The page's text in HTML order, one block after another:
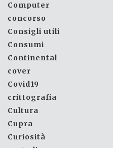
Computer
concorso
Consigli utili
Consumi
Continental
cover
Covid19
crittografia
Cultura
Cupra
Curiosità